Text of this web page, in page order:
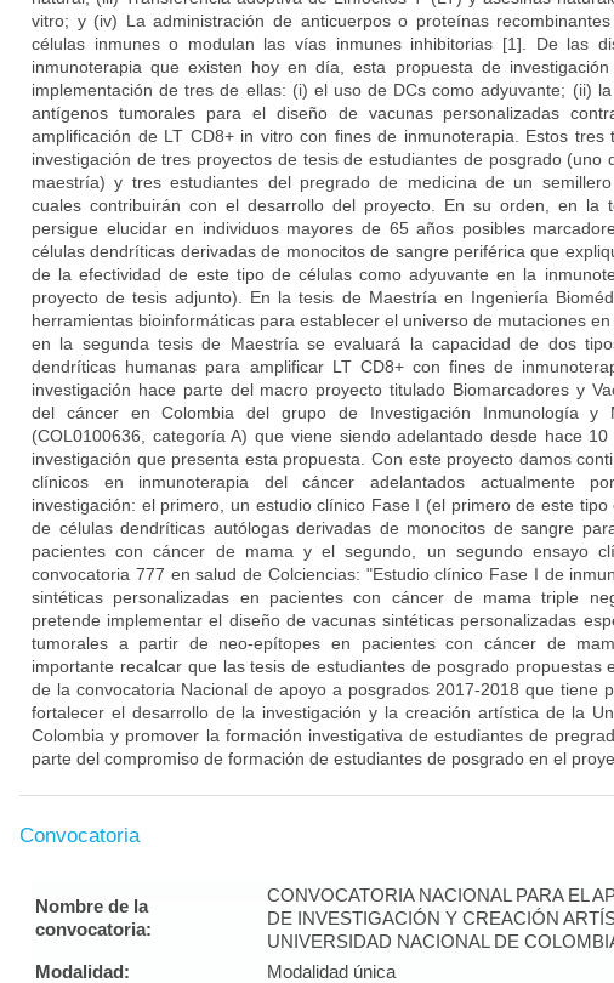
vitro; y (iv) La administración de anticuerpos o proteínas
células inmunes o modulan las vías inmunes inhibitorias [1]. De las
inmunoterapia que existen hoy en día, esta propuesta de
implementación de tres de ellas: (i) el uso de DCs como adyuvante; (ii)
antígenos tumorales para el diseño de vacunas personalizadas
amplificación de LT CD8+ in vitro con fines de inmunoterapia. Estos tres
investigación de tres proyectos de tesis de estudiantes de posgrado (uno
maestría) y tres estudiantes del pregrado de medicina de un
cuales contribuirán con el desarrollo del proyecto. En su orden, en la
persigue elucidar en individuos mayores de 65 años posibles
células dendríticas derivadas de monocitos de sangre periférica que
de la efectividad de este tipo de células como adyuvante en la
proyecto de tesis adjunto). En la tesis de Maestría en Ingeniería
herramientas bioinformáticas para establecer el universo de mutaciones en
en la segunda tesis de Maestría se evaluará la capacidad de dos
dendríticas humanas para amplificar LT CD8+ con fines de
investigación hace parte del macro proyecto titulado Biomarcadores y
del cáncer en Colombia del grupo de Investigación Inmunología y
(COL0100636, categoría A) que viene siendo adelantado desde hace
investigación que presenta esta propuesta. Con este proyecto damos
clínicos en inmunoterapia del cáncer adelantados actualmente
investigación: el primero, un estudio clínico Fase I (el primero de este
de células dendríticas autólogas derivadas de monocitos de sangre
pacientes con cáncer de mama y el segundo, un segundo ensayo
convocatoria 777 en salud de Colciencias: "Estudio clínico Fase I de
sintéticas personalizadas en pacientes con cáncer de mama triple
pretende implementar el diseño de vacunas sintéticas personalizadas
tumorales a partir de neo-epítopes en pacientes con cáncer de
importante recalcar que las tesis de estudiantes de posgrado propuestas
de la convocatoria Nacional de apoyo a posgrados 2017-2018 que tiene
fortalecer el desarrollo de la investigación y la creación artística de la
Colombia y promover la formación investigativa de estudiantes de
parte del compromiso de formación de estudiantes de posgrado en el
Convocatoria
Nombre de la
convocatoria:
CONVOCATORIA NACIONAL PARA EL
DE INVESTIGACIÓN Y CREACIÓN
UNIVERSIDAD NACIONAL DE
Modalidad:
Modalidad única